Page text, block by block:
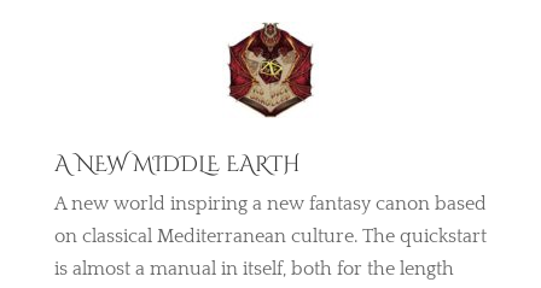
A NEW MIDDLE EARTH
A new world inspiring a new fantasy canon based
on classical Mediterranean culture. The quickstart
is almost a manual in itself, both for the length